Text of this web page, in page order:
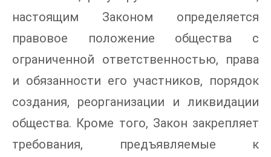
настоящим Законом определяется
правовое положение общества с
ограниченной ответственностью, права
и обязанности его участников, порядок
создания, реорганизации и ликвидации
общества. Кроме того, Закон закрепляет
требования, предъявляемые к